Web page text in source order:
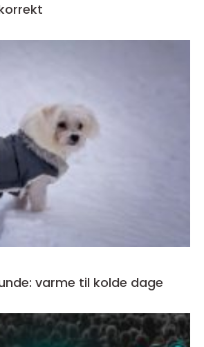
varme til kolde dage